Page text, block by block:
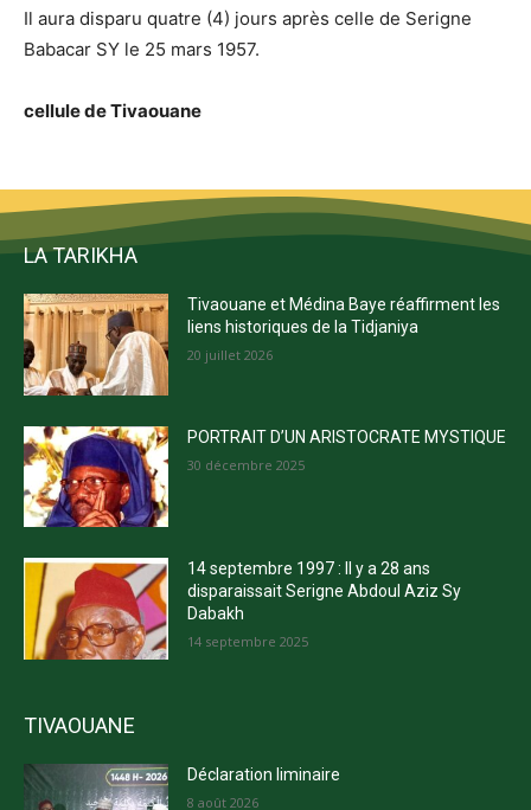
Il aura disparu quatre (4) jours après celle de Serigne
Babacar SY le 25 mars 1957.
cellule de Tivaouane
LA TARIKHA
Tivaouane et Médina Baye réaffirment les
liens historiques de la Tidjaniya
20 juillet 2026
PORTRAIT D’UN ARISTOCRATE MYSTIQUE
30 décembre 2025
14 septembre 1997 : Il y a 28 ans
disparaissait Serigne Abdoul Aziz Sy
Dabakh
14 septembre 2025
TIVAOUANE
Déclaration liminaire
8 août 2026